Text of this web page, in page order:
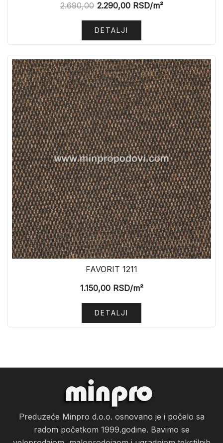
2.690,00 2.290,00RSD/m²
DETALJI
FAVORIT 1211
1.150,00RSD/m²
DETALJI
Preduzeće Minpro d.o.o. osnovano je i počelo sa
radom početkom 1999.godine. Bavimo se